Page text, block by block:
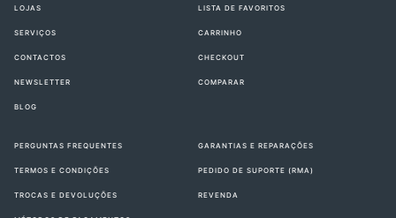
LOJAS
SERVIÇOS
CONTACTOS
NEWSLETTER
BLOG
LISTA DE FAVORITOS
CARRINHO
CHECKOUT
COMPARAR
PERGUNTAS FREQUENTES
TERMOS E CONDIÇÕES
TROCAS E DEVOLUÇÕES
GARANTIAS E REPARAÇÕES
PEDIDO DE SUPORTE (RMA)
REVENDA